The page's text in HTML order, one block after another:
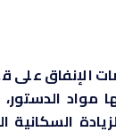
الإنفاق على
مواد
السكانية